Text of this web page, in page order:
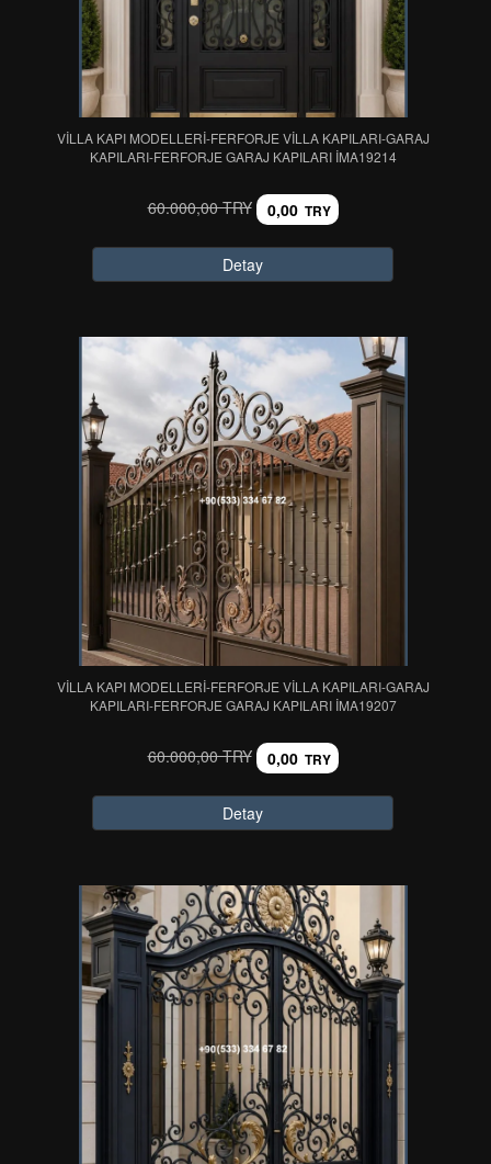
VİLLA KAPI MODELLERİ-FERFORJE VİLLA KAPILARI-GARAJ
KAPILARI-FERFORJE GARAJ KAPILARI IMA19214
60.000,00 TRY 0,00 TRY
Detay
VİLLA KAPI MODELLERİ-FERFORJE VİLLA KAPILARI-GARAJ
KAPILARI-FERFORJE GARAJ KAPILARI IMA19207
60.000,00 TRY 0,00 TRY
Detay